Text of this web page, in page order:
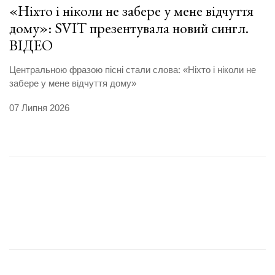
«Ніхто і ніколи не забере у мене відчуття
дому»: SVIT презентувала новий сингл.
ВІДЕО
Центральною фразою пісні стали слова: «Ніхто і ніколи не
забере у мене відчуття дому»
07 Липня 2026